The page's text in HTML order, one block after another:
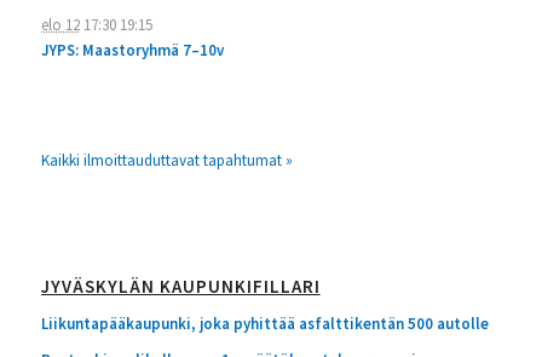
elo 1217:30 19:15
JYPS: Maastoryhmä 7–10v
Kaikki ilmoittauduttavat tapahtumat »
JYVÄSKYLÄN KAUPUNKIFILLARI
Liikuntapääkaupunki, joka pyhittää asfalttikentän 500 autolle